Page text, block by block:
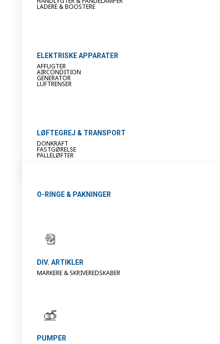
LADERE & BOOSTERE
ELEKTRISKE APPARATER
AFFUGTER
AIRCONDITION
GENERATOR
LUFTRENSER
LØFTEGREJ & TRANSPORT
DONKRAFT
FASTGØRELSE
PALLELØFTER
O-RINGE & PAKNINGER
DIV. ARTIKLER
MARKERE & SKRIVEREDSKABER
PUMPER